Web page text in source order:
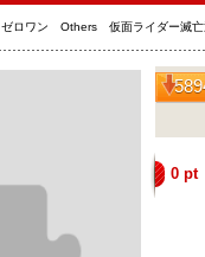
ゼロワン Others 仮面ライダー滅亡
0 pt